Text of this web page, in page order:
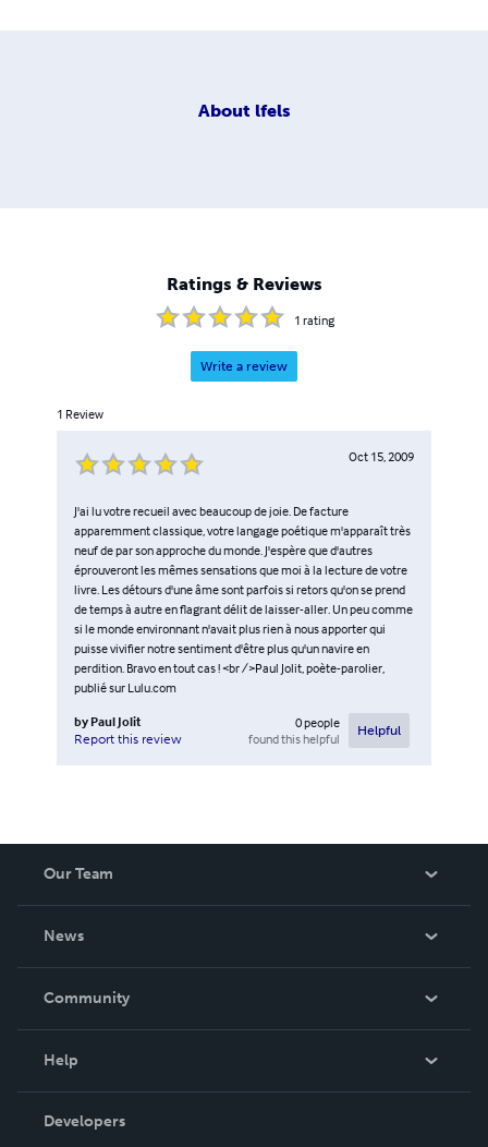
About lfels
Ratings & Reviews
1 rating
Write a review
1 Review
Oct 15, 2009
J'ai lu votre recueil avec beaucoup de joie. De facture
apparemment classique, votre langage poétique m'apparaît très
neuf de par son approche du monde. J'espère que d'autres
éprouveront les mêmes sensations que moi à la lecture de votre
livre. Les détours d'une âme sont parfois si retors qu'on se prend
de temps à autre en flagrant délit de laisser-aller. Un peu comme
si le monde environnant n'avait plus rien à nous apporter qui
puisse vivifier notre sentiment d'être plus qu'un navire en
perdition. Bravo en tout cas ! <br />Paul Jolit, poète-parolier,
publié sur Lulu.com
by Paul Jolit
Report this review
0people
found this helpful
Helpful
Our Team
News
In The News
Community
Podcast
Help
Order Lookup
Developers